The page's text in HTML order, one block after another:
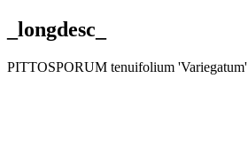
_longdesc_
PITTOSPORUM tenuifolium 'Variegatum'